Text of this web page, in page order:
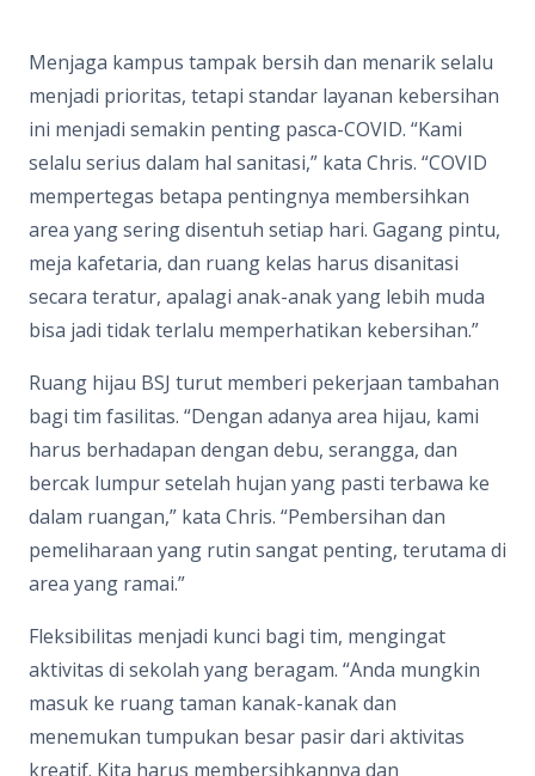
Menjaga kampus tampak bersih dan menarik selalu
menjadi prioritas, tetapi standar layanan kebersihan
ini menjadi semakin penting pasca-COVID. “Kami
selalu serius dalam hal sanitasi,” kata Chris. “COVID
mempertegas betapa pentingnya membersihkan
area yang sering disentuh setiap hari. Gagang pintu,
meja kafetaria, dan ruang kelas harus disanitasi
secara teratur, apalagi anak-anak yang lebih muda
bisa jadi tidak terlalu memperhatikan kebersihan.”
Ruang hijau BSJ turut memberi pekerjaan tambahan
bagi tim fasilitas. “Dengan adanya area hijau, kami
harus berhadapan dengan debu, serangga, dan
bercak lumpur setelah hujan yang pasti terbawa ke
dalam ruangan,” kata Chris. “Pembersihan dan
pemeliharaan yang rutin sangat penting, terutama di
area yang ramai.”
Fleksibilitas menjadi kunci bagi tim, mengingat
aktivitas di sekolah yang beragam. “Anda mungkin
masuk ke ruang taman kanak-kanak dan
menemukan tumpukan besar pasir dari aktivitas
kreatif. Kita harus membersihkannya dan